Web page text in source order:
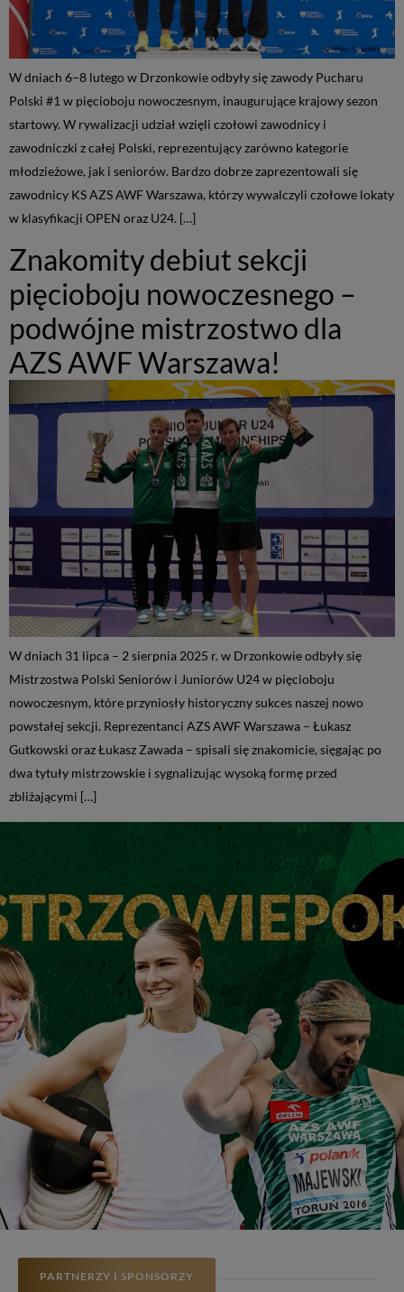
W dniach 6–8 lutego w Drzonkowie odbyły się zawody Pucharu
Polski #1 w pięcioboju nowoczesnym, inaugurujące krajowy sezon
startowy. W rywalizacji udział wzięli czołowi zawodnicy i
zawodniczki z całej Polski, reprezentujący zarówno kategorie
młodzieżowe, jak i seniorów. Bardzo dobrze zaprezentowali się
zawodnicy KS AZS AWF Warszawa, którzy wywalczyli czołowe lokaty
w klasyfikacji OPEN oraz U24. […]
Znakomity debiut sekcji
pięcioboju nowoczesnego –
podwójne mistrzostwo dla
AZS AWF Warszawa!
W dniach 31 lipca – 2 sierpnia 2025 r. w Drzonkowie odbyły się
Mistrzostwa Polski Seniorów i Juniorów U24 w pięcioboju
nowoczesnym, które przyniosły historyczny sukces naszej nowo
powstałej sekcji. Reprezentanci AZS AWF Warszawa – Łukasz
Gutkowski oraz Łukasz Zawada – spisali się znakomicie, sięgając po
dwa tytuły mistrzowskie i sygnalizując wysoką formę przed
zbliżającymi […]
PARTNERZY I SPONSORZY